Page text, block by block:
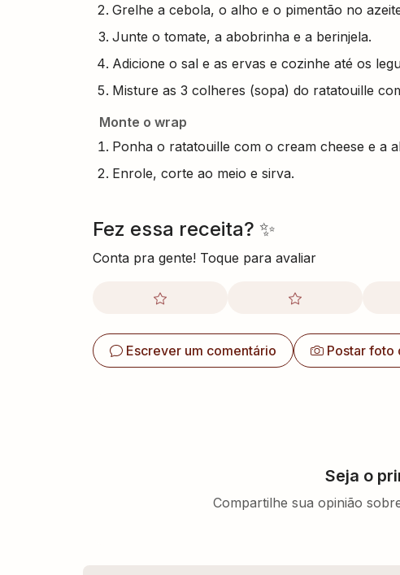
Grelhe a cebola, o alho e o pimentão no
Junte o tomate, a abobrinha e a berinjela.
Adicione o sal e as ervas e cozinhe até os
Misture as 3 colheres (sopa) do ratatouille
Monte o wrap
Ponha o ratatouille com o cream cheese e a
Enrole, corte ao meio e sirva.
Fez essa receita? ✨
Conta pra gente! Toque para avaliar
Escrever um comentário Postar foto
Seja o
Compartilhe sua opinião